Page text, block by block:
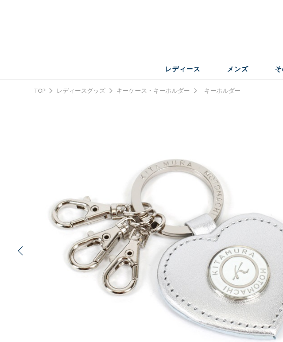
レディース メンズ
TOP レディースグッズ キーケース・キーホルダー キーホルダー